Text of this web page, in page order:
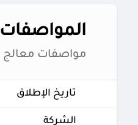
المواصفات
مواصفات معالج Intel Core i7 8550U
تاريخ الإطلاق
الشركة